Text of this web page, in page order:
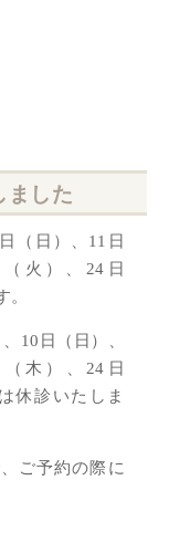
ました
（日）、11日
火）、24日
10日（日）、
木）、24日
休診いたしま
ご予約の際に